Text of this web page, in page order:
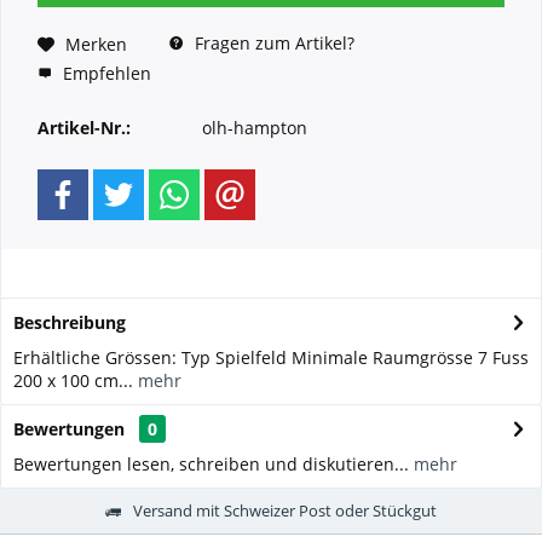
Merken
Fragen zum Artikel?
Empfehlen
Artikel-Nr.: olh-hampton
Beschreibung
Erhältliche Grössen: Typ Spielfeld Minimale Raumgrösse 7 Fuss
200 x 100 cm... mehr
Bewertungen
0
Bewertungen lesen, schreiben und diskutieren... mehr
Versand mit Schweizer Post oder Stückgut